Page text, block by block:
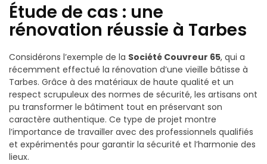
Étude de cas : une
rénovation réussie à Tarbes
Considérons l’exemple de la Société Couvreur 65, qui a
récemment effectué la rénovation d’une vieille bâtisse à
Tarbes. Grâce à des matériaux de haute qualité et un
respect scrupuleux des normes de sécurité, les artisans ont
pu transformer le bâtiment tout en préservant son
caractère authentique. Ce type de projet montre
l’importance de travailler avec des professionnels qualifiés
et expérimentés pour garantir la sécurité et l’harmonie des
lieux.